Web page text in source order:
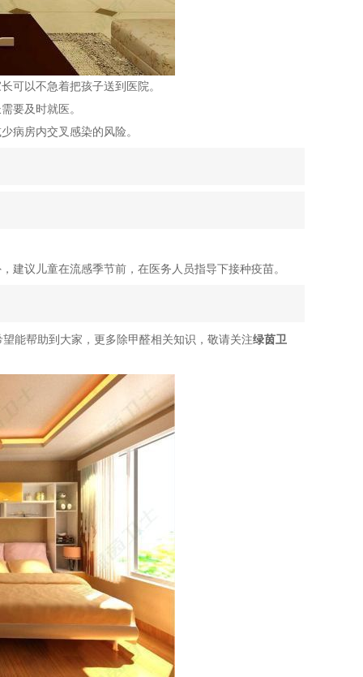
可以不急着把孩子送到医院。
要及时就医。
病房内交叉感染的风险。
建议儿童在流感季节前，在医务人员指导下接种疫苗。
能帮助到大家，更多除甲醛相关知识，敬请关注绿茵卫